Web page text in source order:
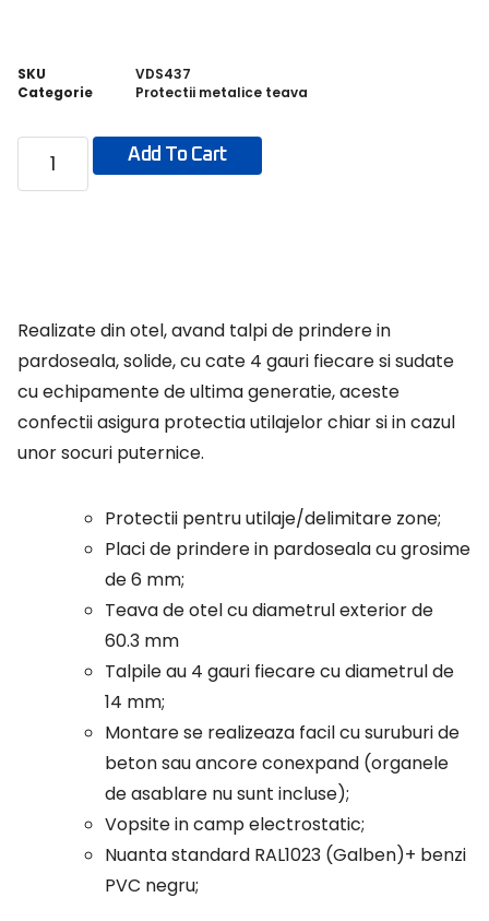
SKU
VDS437
Categorie
Protectii metalice teava
Add To Cart
Realizate din otel, avand talpi de prindere in
pardoseala, solide, cu cate 4 gauri fiecare si sudate
cu echipamente de ultima generatie, aceste
confectii asigura protectia utilajelor chiar si in cazul
unor socuri puternice.
Protectii pentru utilaje/delimitare zone;
Placi de prindere in pardoseala cu grosime
de 6 mm;
Teava de otel cu diametrul exterior de
60.3 mm
Talpile au 4 gauri fiecare cu diametrul de
14 mm;
Montare se realizeaza facil cu suruburi de
beton sau ancore conexpand (organele
de asablare nu sunt incluse);
Vopsite in camp electrostatic;
Nuanta standard RAL1023 (Galben)+ benzi
PVC negru;